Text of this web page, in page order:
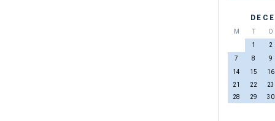
M T O
1
2
7
8 9
14
15 16
21
22 23
28
29 30